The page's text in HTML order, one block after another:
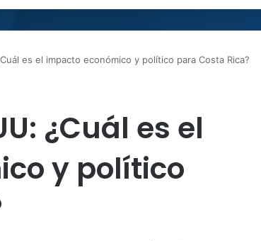
es el impacto económico y político para Costa Rica?
¿Cuál es el
y político